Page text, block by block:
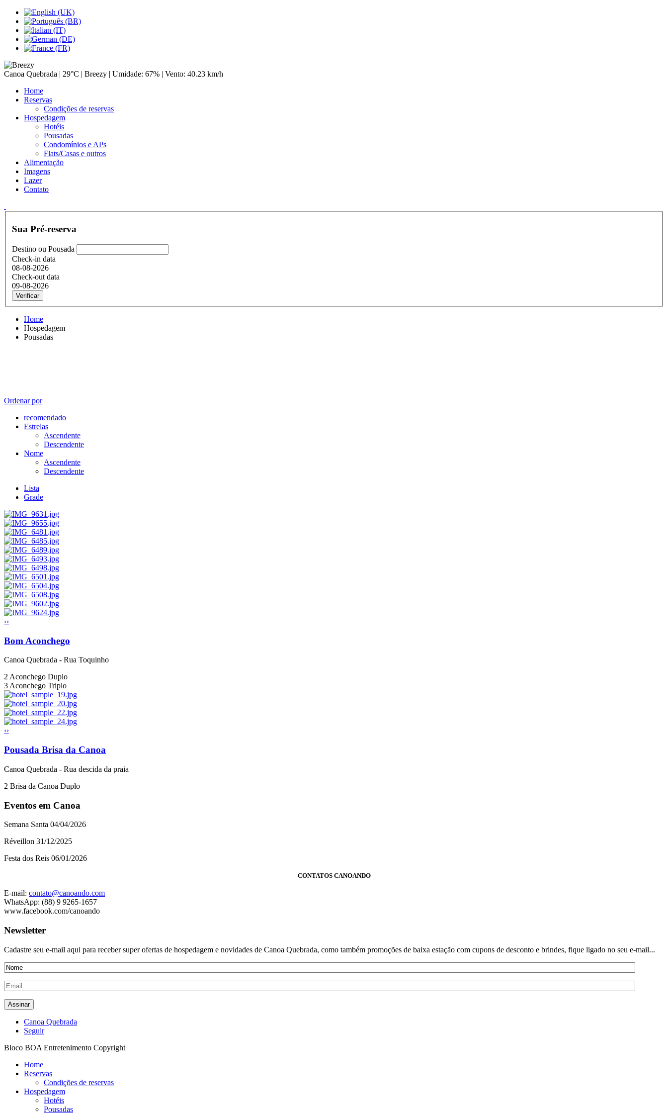
Canoa Quebrada | 29°C | Breezy | Umidade: 67% | Vento: 40.23 km/h
Home
Reservas
Condições de reservas
Hospedagem
Hotéis
Pousadas
Condomínios e APs
Flats/Casas e outros
Alimentação
Imagens
Lazer
Contato
Sua Pré-reserva
Destino ou Pousada
Check-in data
08-08-2026
Check-out data
09-08-2026
Verificar
Home
Hospedagem
Pousadas
Ordenar por
recomendado
Estrelas
Ascendente
Descendente
Nome
Ascendente
Descendente
Lista
Grade
‹›
Bom Aconchego
Canoa Quebrada - Rua Toquinho
2Aconchego Duplo
3Aconchego Triplo
‹›
Pousada Brisa da Canoa
Canoa Quebrada - Rua descida da praia
2 Brisa da Canoa Duplo
Eventos em Canoa
Semana Santa 04/04/2026
Réveillon 31/12/2025
Festa dos Reis 06/01/2026
CONTATOS CANOANDO
E-mail: contato@canoando.com
WhatsApp: (88) 9 9265-1657
www.facebook.com/canoando
Newsletter
Cadastre seu e-mail aqui para receber super ofertas de hospedagem e novidades de Canoa Quebrada, como também promoções de baixa estação com cupons de desconto e brindes, fique ligado no seu e-mail...
Canoa Quebrada
Seguir
Bloco BOA Entretenimento Copyright
Home
Reservas
Condições de reservas
Hospedagem
Hotéis
Pousadas